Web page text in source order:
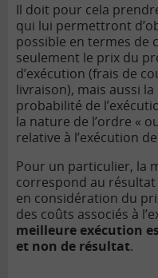
Il doit pour cela
qui lui permettront
possible en termes de
seulement le prix du
d’exécution (frais de
livraison), mais aussi
probabilité de
la nature de l’ordre «
relative à l’exécution
Pour un particulier, la
correspond au
en considération du
des coûts associés à
meilleure exécution
et non de résultat.